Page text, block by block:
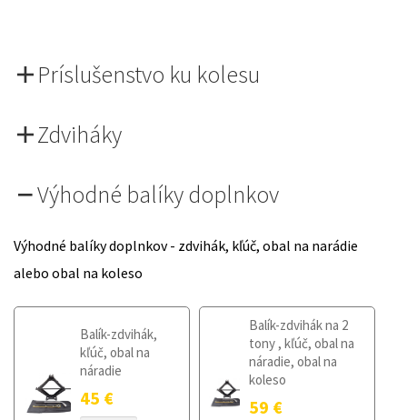
Príslušenstvo ku kolesu
Zdviháky
Výhodné balíky doplnkov
Výhodné balíky doplnkov - zdvihák, kľúč, obal na narádie
alebo obal na koleso
Balík-zdvihák,
kľúč, obal na
náradie
45 €
Balík-zdvihák na 2
tony , kľúč, obal na
náradie, obal na
koleso
59 €